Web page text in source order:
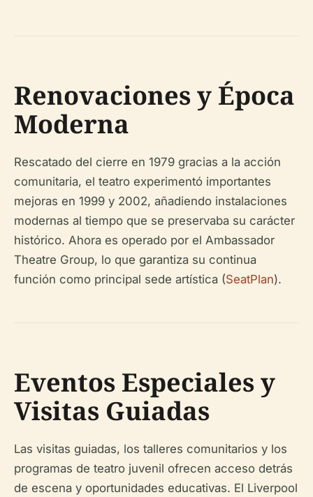
Renovaciones y Época
Moderna
Rescatado del cierre en 1979 gracias a la acción
comunitaria, el teatro experimentó importantes
mejoras en 1999 y 2002, añadiendo instalaciones
modernas al tiempo que se preservaba su carácter
histórico. Ahora es operado por el Ambassador
Theatre Group, lo que garantiza su continua
función como principal sede artística (SeatPlan).
Eventos Especiales y
Visitas Guiadas
Las visitas guiadas, los talleres comunitarios y los
programas de teatro juvenil ofrecen acceso detrás
de escena y oportunidades educativas. El Liverpool